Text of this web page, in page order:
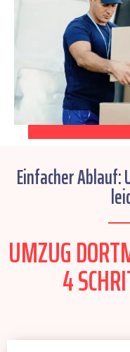
Einfacher Ablauf:
UMZUG
4